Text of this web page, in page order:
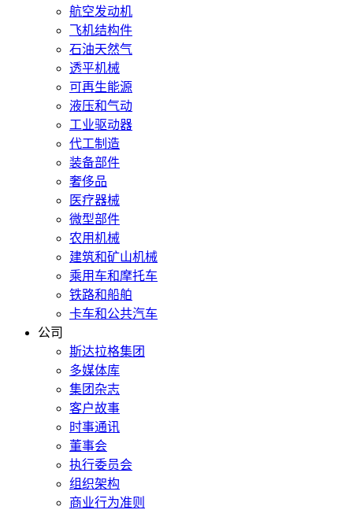
航空发动机
飞机结构件
石油天然气
透平机械
可再生能源
液压和气动
工业驱动器
代工制造
装备部件
奢侈品
医疗器械
微型部件
农用机械
建筑和矿山机械
乘用车和摩托车
铁路和船舶
卡车和公共汽车
公司
斯达拉格集团
多媒体库
集团杂志
客户故事
时事通讯
董事会
执行委员会
组织架构
商业行为准则